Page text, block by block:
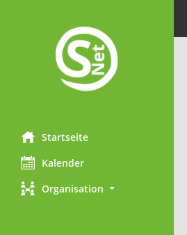
Startseite
Kalender
Organisation